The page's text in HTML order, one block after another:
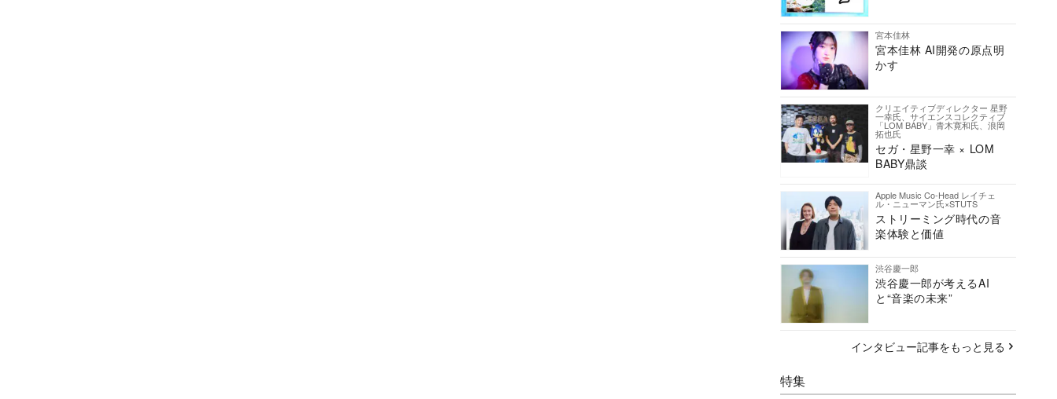
宮本佳林
宮本佳林 AI開発の原点明
かす
クリエイティブディレクター 星野
一幸氏、サイエンスコレクティブ
「LOM BABY」青木寛和氏、浪岡
拓也氏
セガ・星野一幸 × LOM
BABY鼎談
Apple Music Co-Head レイチェ
ル・ニューマン氏×STUTS
ストリーミング時代の音
楽体験と価値
渋谷慶一郎
渋谷慶一郎が考えるAI
と“音楽の未来”
インタビュー記事をもっと見る
特集